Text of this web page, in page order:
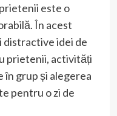
este o
În acest
distractive idei de
prietenii, activități
în grup și alegerea
pentru o zi de